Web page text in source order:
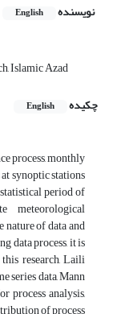
نویسنده English
Islamic Azad
چکیده
English
process, monthly
synoptic stations
period of
meteorological
of data and
data process, it is
research, Laili
series data, Mann
process analysis,